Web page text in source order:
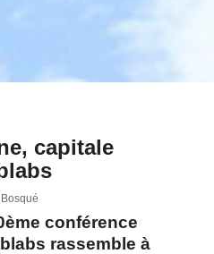
capitale
conférence
rassemble à